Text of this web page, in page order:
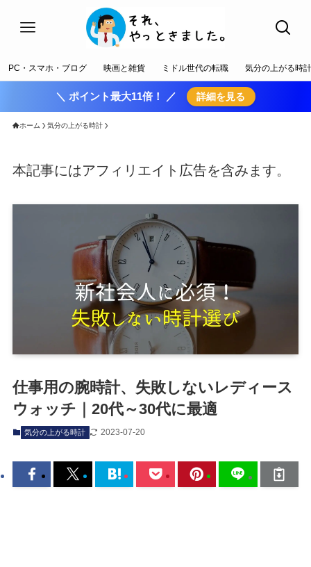
PC・スマホ・ブログ 映画と雑貨 ミドル世代の転職 気分の上がる時計
＼ ポイント最大11倍！ ／ 詳細を見る
ホーム 気分の上がる時計
本記事にはアフィリエイト広告を含みます。
仕事用の腕時計、失敗しないレディース
ウォッチ｜20代～30代に最適
気分の上がる時計 2023-07-20